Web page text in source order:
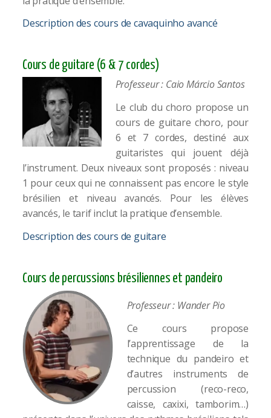
Description des cours de cavaquinho avancé
Cours de guitare (6 & 7 cordes)​
Professeur : Caio Márcio Santos
Le club du choro propose un
cours de guitare choro, pour
6 et 7 cordes, destiné aux
guitaristes qui jouent déjà
l’instrument. Deux niveaux sont proposés : niveau
1 pour ceux qui ne connaissent pas encore le style
brésilien et niveau avancés. Pour les élèves
avancés, le tarif inclut la pratique d’ensemble.
Description des cours de guitare
Cours de percussions brésiliennes et pandeiro​
Professeur : Wander Pio
Ce cours propose
l’apprentissage de la
technique du pandeiro et
d’autres instruments de
percussion (reco-reco,
caisse, caxixi, tamborim…)